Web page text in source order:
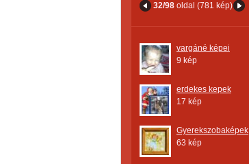
32/98 oldal (781 kép)
vargáné képei
9 kép
erdekes kepek
17 kép
Gyerekszobaképek
63 kép